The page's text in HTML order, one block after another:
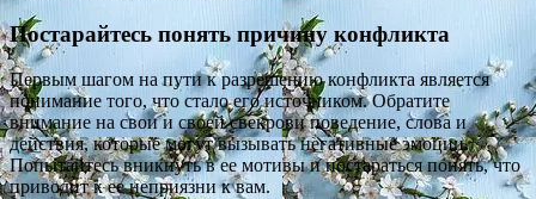
Постарайтесь понять причину конфликта
Первым шагом на пути к разрешению конфликта является
понимание того, что стало его источником. Обратите
внимание на свои и своей свекрови поведение, слова и
действия, которые могут вызывать негативные эмоции.
Попытайтесь вникнуть в ее мотивы и постараться понять, что
приводит к ее неприязни к вам.